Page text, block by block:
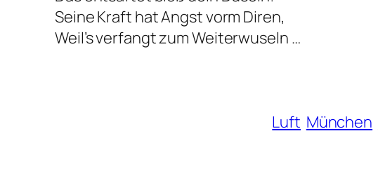
Seine Kraft hat Angst vorm Diren,
Weil’s verfangt zum Weiterwuseln …
Luft München